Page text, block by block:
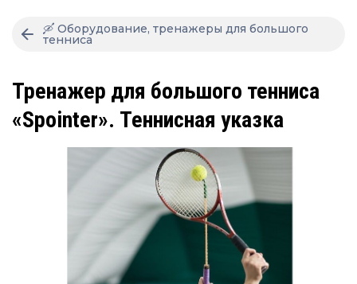
🛶 Оборудование, тренажеры для большого
тенниса
Тренажер для большого тенниса
«Spointer». Теннисная указка